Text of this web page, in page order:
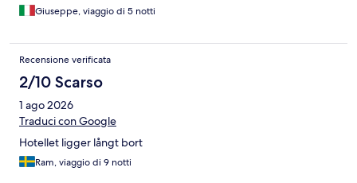
Giuseppe, viaggio di 5 notti
Recensione verificata
2/10 Scarso
1 ago 2026
Traduci con Google
Hotellet ligger långt bort
Ram, viaggio di 9 notti